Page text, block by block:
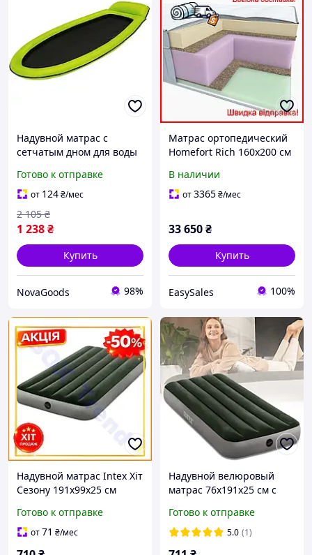
Надувной матрас с
сетчатым дном для воды
винил зеленый GN-17156
Готово к отправке
от 124₴/мес
1 238₴
2 105 ₴
Купить
NovaGoods 98%
Матрас ортопедический
Homefort Rich 160х200 см
беспружинный для сна с
эффектом зима-лето
В наличии
от3365₴/мес
33 650₴
Купить
EasySales 100%
Надувной матрас Intex Хіт
Сезону 191x99x25 см
отдыха легкий зеленый
Готово к отправке
от71 ₴/мес
Надувной велюровый
матрас 76х191х25 см с
механическим насосом
Intex 64760
Готово к отправке
5.0 (1)